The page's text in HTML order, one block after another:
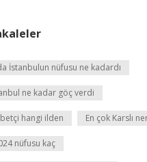
İstanbulun nüfusu ne kadardı
ne kadar göç verdi
hangi ilden En çok Karslı
nüfusu kaç